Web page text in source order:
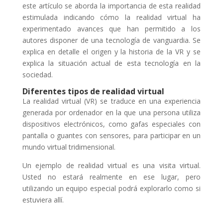
este artículo se aborda la importancia de esta realidad
estimulada indicando cómo la realidad virtual ha
experimentado avances que han permitido a los
autores disponer de una tecnología de vanguardia. Se
explica en detalle el origen y la historia de la VR y se
explica la situación actual de esta tecnología en la
sociedad.
Diferentes tipos de realidad virtual
La realidad virtual (VR) se traduce en una experiencia
generada por ordenador en la que una persona utiliza
dispositivos electrónicos, como gafas especiales con
pantalla o guantes con sensores, para participar en un
mundo virtual tridimensional.
Un ejemplo de realidad virtual es una visita virtual.
Usted no estará realmente en ese lugar, pero
utilizando un equipo especial podrá explorarlo como si
estuviera allí.